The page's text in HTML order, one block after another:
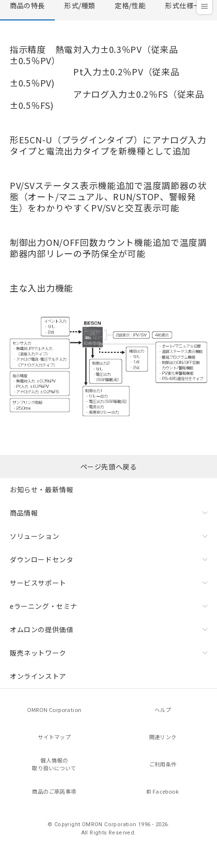
商品の特長 形式/種類 定格/性能 形式仕様一覧
指示精度 熱電対入力±0.3％PV（従来品
±0.5％PV）
Pt入力±0.2％PV（従来品
±0.5％PV)
アナログ入力±0.2％FS（従来品
±0.5％FS)
形E5CN-U（プラグインタイプ）にアナログ入力
タイプと電流出力タイプを新機種として追加
PV/SVステータス表示機能追加で温度調節器の状
態（オート/マニュアル、RUN/STOP、警報発
生）をわかりやすくPV/SVと交互表示可能
制御出力ON/OFF回数カウント機能追加で温度調
節器内部リレーの予防保全が可能
主な入出力機能
ページ先頭へ戻る
お知らせ・最新情報
商品情報
ソリューション
ダウンロードセンタ
サービスサポート
eラーニング・セミナ
オムロンの提供価値
販売ネットワーク
オンラインストア
OMRON Corporation ヘルプ
サイトマップ 関連リンク
個人情報の
取り扱いについて
ご利用条件
商品のご承諾事項 Facebook
© Copyright OMRON Corporation 1996 - 2026.
All Rights Reserved.